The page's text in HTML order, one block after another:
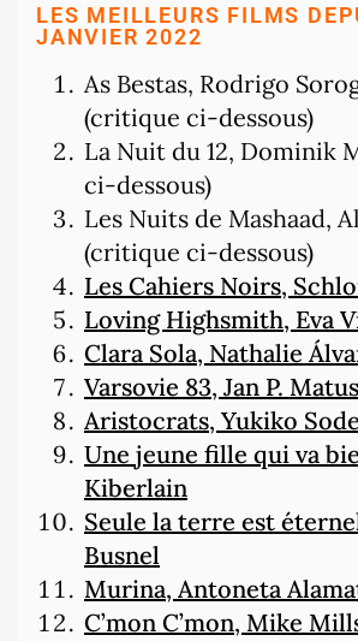
LES MEILLEURS FILMS
JANVIER 2022
As Bestas, Rodrigo
(critique ci-dessous)
La Nuit du 12, Dominik
ci-dessous)
Les Nuits de Mashaad,
(critique ci-dessous)
Les Cahiers Noirs,
Loving Highsmith, Eva
Clara Sola, Nathalie
Varsovie 83, Jan P.
Aristocrats, Yukiko Sode
Une jeune fille qui va
Kiberlain
Seule la terre est
Busnel
Murina, Antoneta
C’mon C’mon, Mike